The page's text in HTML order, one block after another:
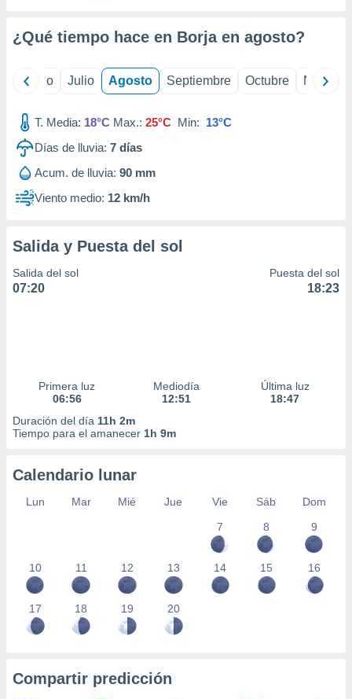
mediante
publicidad
1199
¿Qué tiempo hace en Borja en agosto?
Junio Julio Agosto Septiembre Octubre
T. Media: 18°C Max.: 25°C Min: 13°C
Días de lluvia: 7 días
Acum. de lluvia: 90 mm
Viento medio: 12 km/h
Salida y Puesta del sol
Salida del sol
07:20
Puesta del sol
18:23
Primera luz
06:56
Mediodía
12:51
Última luz
18:47
Duración del día 11h 2m
Tiempo para el amanecer 1h 9m
Calendario lunar
Lun Mar Mié Jue Vie Sáb
Dom
7
8 9
10 11 12 13 14 15 16
17 18 19 20
Compartir predicción